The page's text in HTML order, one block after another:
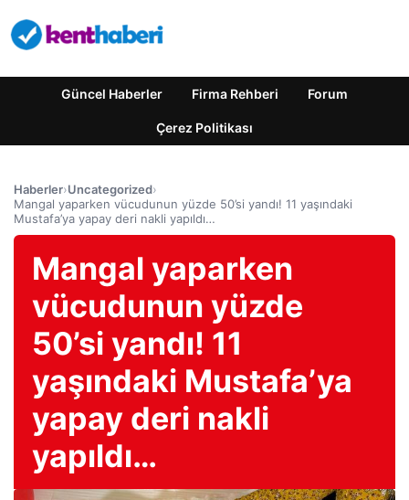
Güncel Haberler Firma Rehberi Forum
Çerez Politikası
Haberler›Uncategorized›
Mangal yaparken vücudunun yüzde 50’si yandı! 11 yaşındaki
Mustafa’ya yapay deri nakli yapıldı…
Mangal yaparken
vücudunun yüzde
50’si yandı! 11
yaşındaki Mustafa’ya
yapay deri nakli
yapıldı…